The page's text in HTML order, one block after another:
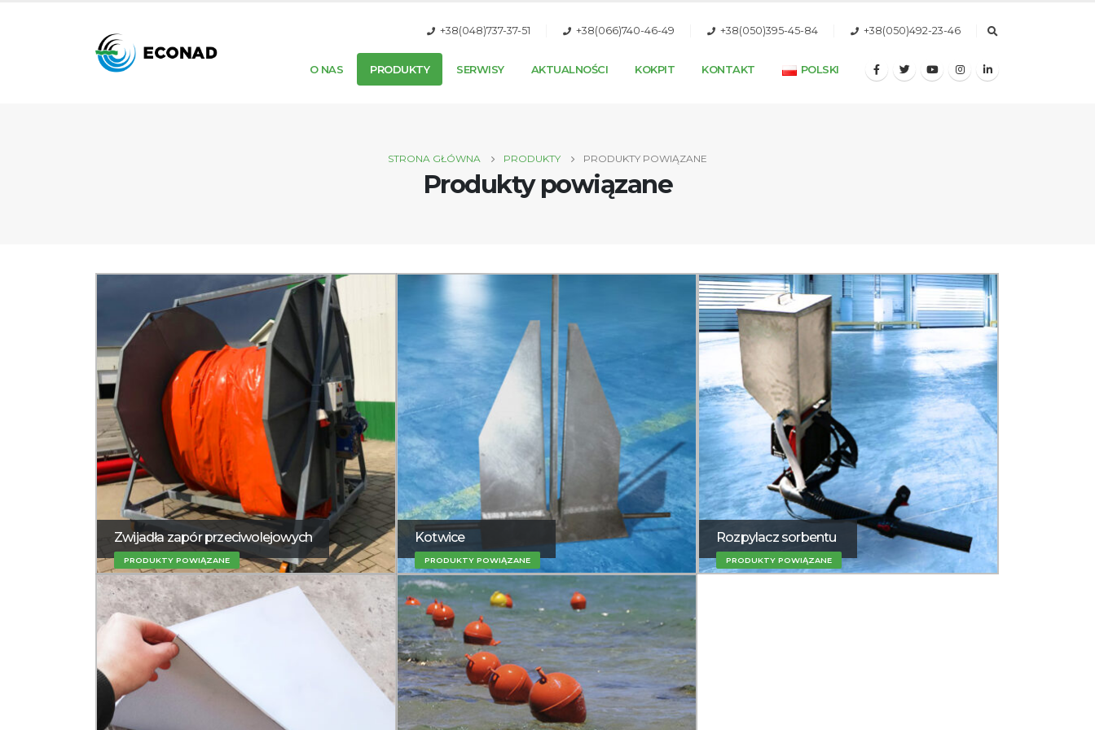
+38(048)737-37-51 +38(066)740-46-49 +38(050)395-45-84 +38(050)492-23-46
O NAS PRODUKTY SERWISY AKTUALNOŚCI KOKPIT KONTAKT POLSKI
STRONA GŁÓWNA PRODUKTY PRODUKTY POWIĄZANE
Produkty powiązane
Zwijadła zapór przeciwolejowych
PRODUKTY POWIĄZANE
Kotwice
PRODUKTY POWIĄZANE
Rozpylacz sorbentu
PRODUKTY POWIĄZANE